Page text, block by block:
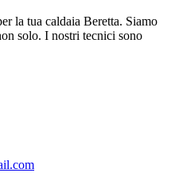
la tua caldaia Beretta. Siamo
solo. I nostri tecnici sono